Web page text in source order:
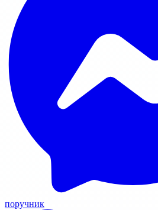
поручник